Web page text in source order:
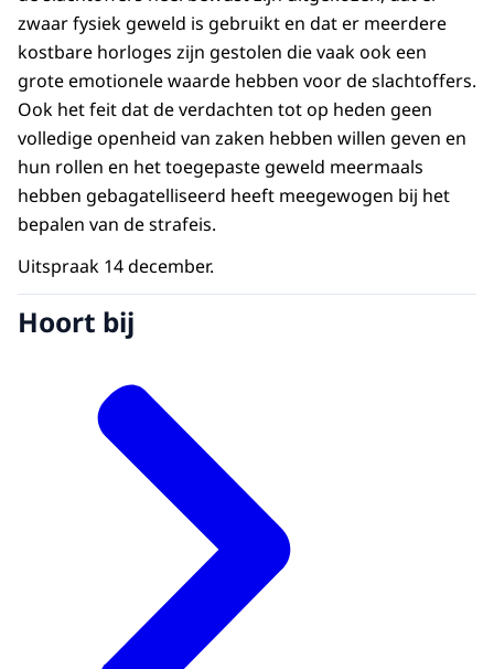
zwaar fysiek geweld is gebruikt en dat er meerdere
kostbare horloges zijn gestolen die vaak ook een
grote emotionele waarde hebben voor de slachtoffers.
Ook het feit dat de verdachten tot op heden geen
volledige openheid van zaken hebben willen geven en
hun rollen en het toegepaste geweld meermaals
hebben gebagatelliseerd heeft meegewogen bij het
bepalen van de strafeis.
Uitspraak 14 december.
Hoort bij